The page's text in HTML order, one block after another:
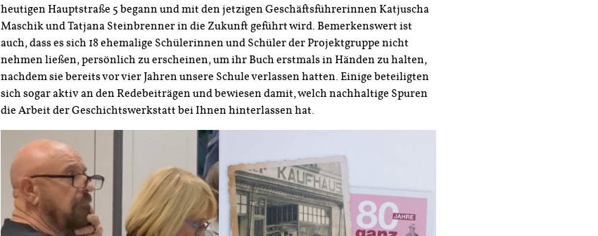
heutigen Hauptstraße 5 begann und mit den jetzigen Geschäftsführerinnen Katjuscha
Maschik und Tatjana Steinbrenner in die Zukunft geführt wird. Bemerkenswert ist
auch, dass es sich 18 ehemalige Schülerinnen und Schüler der Projektgruppe nicht
nehmen ließen, persönlich zu erscheinen, um ihr Buch erstmals in Händen zu halten,
nachdem sie bereits vor vier Jahren unsere Schule verlassen hatten. Einige beteiligten
sich sogar aktiv an den Redebeiträgen und bewiesen damit, welch nachhaltige Spuren
die Arbeit der Geschichtswerkstatt bei Ihnen hinterlassen hat.